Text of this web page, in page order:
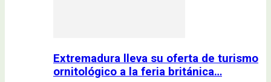
Extremadura lleva su oferta de turismo
ornitológico a la feria británica…